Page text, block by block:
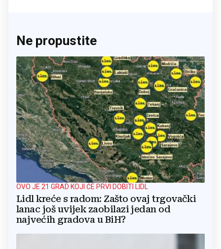
Ne propustite
OVO JE 21 GRAD KOJI ĆE PRVI DOBITI LIDL
Lidl kreće s radom: Zašto ovaj trgovački
lanac još uvijek zaobilazi jedan od
najvećih gradova u BiH?